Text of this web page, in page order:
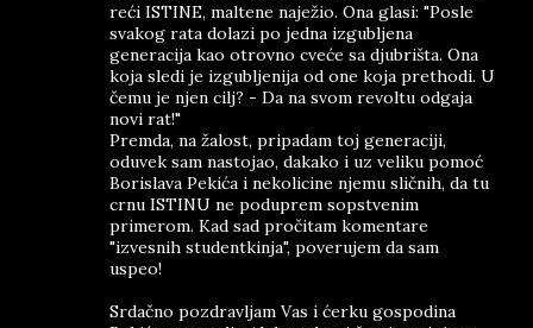
reći ISTINE, maltene naježio. Ona glasi: "Posle
svakog rata dolazi po jedna izgubljena
generacija kao otrovno cveće sa djubrišta. Ona
koja sledi je izgubljenija od one koja prethodi. U
čemu je njen cilj? - Da na svom revoltu odgaja
novi rat!"
Premda, na žalost, pripadam toj generaciji,
oduvek sam nastojao, dakako i uz veliku pomoć
Borislava Pekića i nekolicine njemu sličnih, da tu
crnu ISTINU ne poduprem sopstvenim
primerom. Kad sad pročitam komentare
"izvesnih studentkinja", poverujem da sam
uspeo!
Srdačno pozdravljam Vas i ćerku gospodina